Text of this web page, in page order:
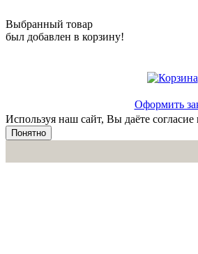
Выбранный товар
был добавлен в корзину!
Оформить
Используя наш сайт, Вы даёте
Понятно